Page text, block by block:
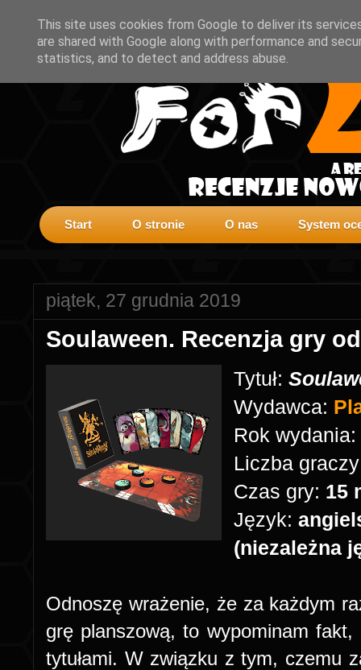
Start O stronie O nas System
piątek, 27 grudnia 2019
Soulaween. Recenzja gry
Tytuł:
Wydawca:
Rok wydania:
Liczba
Czas gry: 15
Język:
(niezależna
Odnoszę wrażenie, że za każdym
grę planszową, to wypominam
tytułami. W związku z tym, czemu
This site uses cookies from Google to deliver its
are shared with Google along with performance and
statistics, and to detect and address abuse.